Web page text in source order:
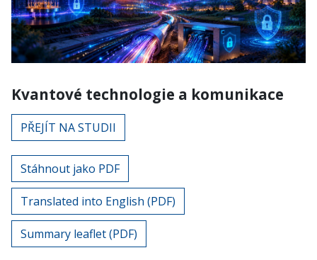
Kvantové technologie a komunikace
PŘEJÍT NA STUDII
Stáhnout jako PDF
Translated into English (PDF)
Summary leaflet (PDF)